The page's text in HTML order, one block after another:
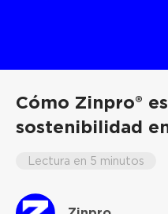
Cómo Zinpro®
sostenibilidad
Lectura en 5 minutos